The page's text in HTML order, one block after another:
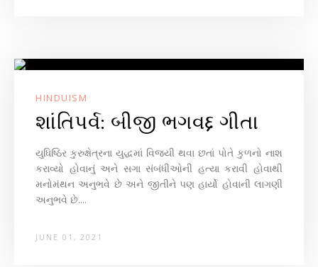
HINDUISM
શાંતિપર્વ: બીજી ભગવદ્દ ગીતા
યુધિષ્ઠિર કુરુક્ષેત્રના યુદ્ધમાં વિજયી થવા છતાં પોતે કુળનો નાશ
કરાવ્યો હોવાનું અને સગા સંબંધીઓની હત્યા કરાવી હોવાથી
મનોમંથન અનુભવે છે અને જીતીને પણ હાર્યો હોવાની લાગણી
અનુભવે છે....
JUNE 01, 2021